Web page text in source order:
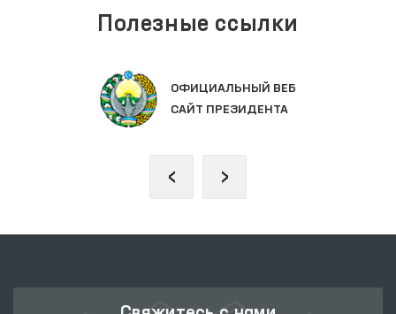
Полезные ссылки
ОФИЦИАЛЬНЫЙ ВЕБ
САЙТ ПРЕЗИДЕНТА
‹ ›